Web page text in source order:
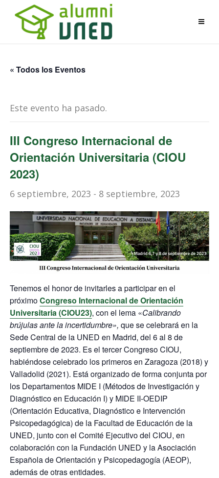
« Todos los Eventos
Este evento ha pasado.
III Congreso Internacional de
Orientación Universitaria (CIOU
2023)
6 septiembre, 2023 - 8 septiembre, 2023
Tenemos el honor de invitarles a participar en el
próximoCongreso Internacional de Orientación
Universitaria (CIOU23), con el lema «Calibrando
brújulas ante la incertidumbre», que se celebrará en la
Sede Central de la UNED en Madrid, del 6 al 8 de
septiembre de 2023. Es el tercer Congreso CIOU,
habiéndose celebrado los primeros en Zaragoza (2018) y
Valladolid (2021). Está organizado de forma conjunta por
los Departamentos MIDE I (Métodos de Investigación y
Diagnóstico en Educación I) y MIDE II-OEDIP
(Orientación Educativa, Diagnóstico e Intervención
Psicopedagógica) de la Facultad de Educación de la
UNED, junto con el Comité Ejecutivo del CIOU, en
colaboración con la Fundación UNED y la Asociación
Española de Orientación y Psicopedagogía (AEOP),
además de otras entidades.